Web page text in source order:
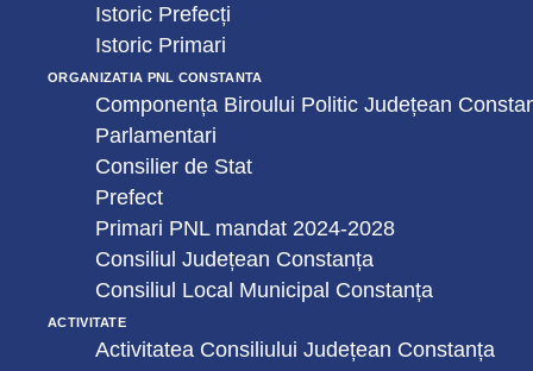
Istoric Prefecți
Istoric Primari
ORGANIZATIA PNL CONSTANTA
Componența Biroului Politic Județean
Parlamentari
Consilier de Stat
Prefect
Primari PNL mandat 2024-2028
Consiliul Județean Constanța
Consiliul Local Municipal Constanța
ACTIVITATE
Activitatea Consiliului Județean Constanța